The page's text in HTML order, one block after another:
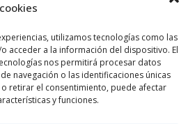
utilizamos tecnologías como las
acceder a la información del dispositivo. El
nos permitirá procesar datos
navegación o las identificaciones únicas
retirar el consentimiento, puede afectar
y funciones.